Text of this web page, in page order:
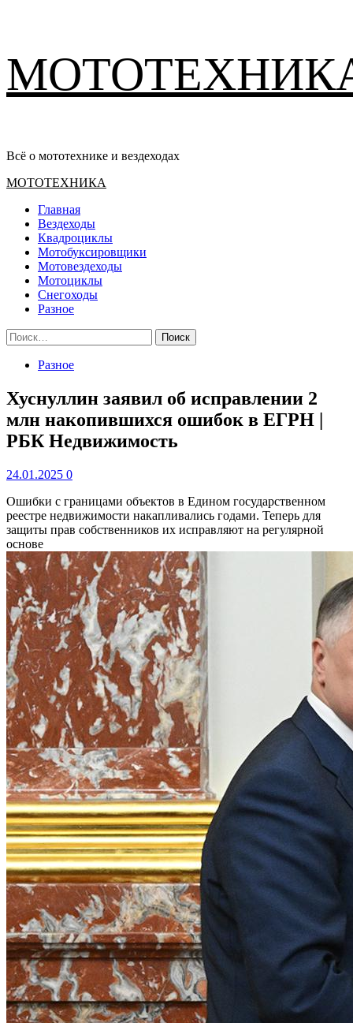
содержимому
Всё о мототехнике и вездеходах
Основное
МОТОТЕХНИКА
Главная
Вездеходы
Квадроциклы
Мотобуксировщики
Мотовездеходы
Мотоциклы
Снегоходы
Разное
Найти:
Разное
Хуснуллин заявил об исправлении 2
млн накопившихся ошибок в ЕГРН |
РБК Недвижимость
24.01.2025 0
Ошибки с границами объектов в Едином государственном
реестре недвижимости накапливались годами. Теперь для
защиты прав собственников их исправляют на регулярной
основе